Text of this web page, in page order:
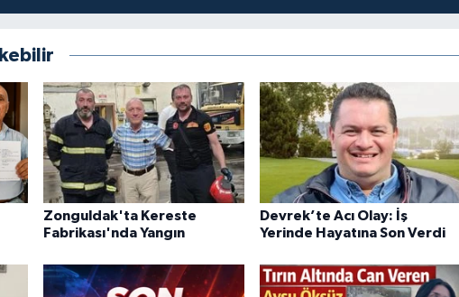
Zonguldak'ta Kereste
Fabrikası'nda Yangın
Devrek’te Acı Olay: İş
Yerinde Hayatına Son Verdi